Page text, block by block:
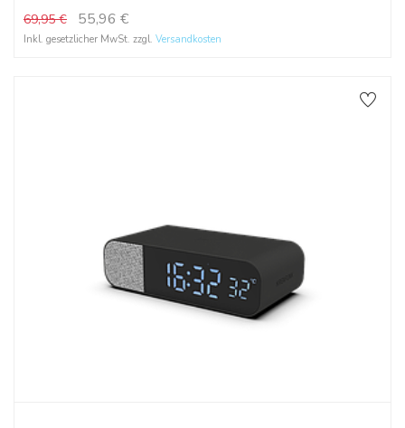
69,95€ 55,96 €
Inkl. gesetzlicher MwSt. zzgl. Versandkosten